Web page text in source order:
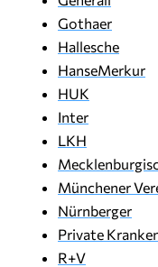
Gothaer
Hallesche
HanseMerkur
HUK
Inter
LKH
Münchener
Nürnberger
Private
R+V